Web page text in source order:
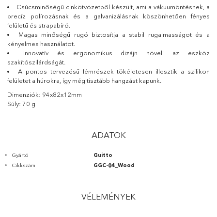
Csúcsminőségű cinkötvözetből készült, ami a vákuumöntésnek, a
precíz polírozásnak és a galvanizálásnak köszönhetően fényes
felületű és strapabíró.
Magas minőségű rugó biztosítja a stabil rugalmasságot és a
kényelmes használatot.
Innovatív és ergonomikus dizájn növeli az eszköz
szakítószilárdságát.
A pontos tervezésű fémrészek tökéletesen illesztik a szilikon
felületet a húrokra, így még tisztább hangzást kapunk.
Dimenziók: 94x82x12mm
Súly: 70 g
ADATOK
Gyártó
Guitto
Cikkszám
GGC-04_Wood
VÉLEMÉNYEK